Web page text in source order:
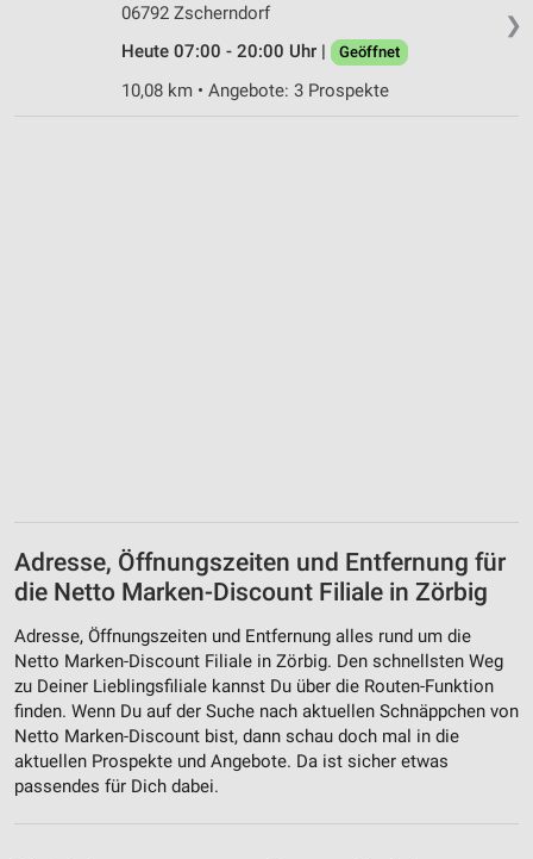
❯
06792 Zscherndorf
Heute 07:00 - 20:00 Uhr |
Geöffnet
10,08 km • Angebote: 3 Prospekte
Adresse, Öffnungszeiten und Entfernung für
die Netto Marken-Discount Filiale in Zörbig
Adresse, Öffnungszeiten und Entfernung alles rund um die
Netto Marken-Discount Filiale in Zörbig. Den schnellsten Weg
zu Deiner Lieblingsfiliale kannst Du über die Routen-Funktion
finden. Wenn Du auf der Suche nach aktuellen Schnäppchen von
Netto Marken-Discount bist, dann schau doch mal in die
aktuellen Prospekte und Angebote. Da ist sicher etwas
passendes für Dich dabei.